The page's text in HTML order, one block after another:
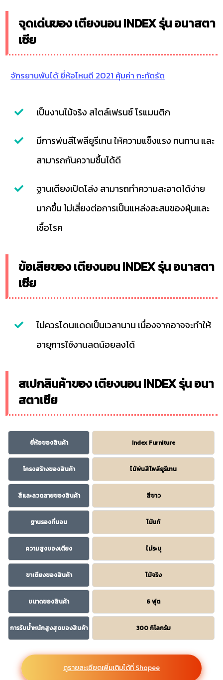
จุดเด่นของ เตียงนอน INDEX รุ่น อนาสตา
เซีย
จักรยานพับได้ ยี่ห้อไหนดี 2021 คุ้มค่า กะทัดรัด
เป็นงานไม้จริง สไตล์เฟรนซ์ โรแมนติก
มีการพ่นสีโพลียูรีเทน ให้ความแข็งแรง ทนทาน และ
สามารถกันความชื้นได้ดี
ฐานเตียงเปิดโล่ง สามารถทำความสะอาดได้ง่าย
มากขึ้น ไม่เสี่ยงต่อการเป็นแหล่งสะสมของฝุ่นและ
เชื้อโรค
ข้อเสียของ เตียงนอน INDEX รุ่น อนาสตา
เซีย
ไม่ควรโดนแดดเป็นเวลานาน เนื่องจากอาจจะทำให้
อายุการใช้งานลดน้อยลงได้
สเปกสินค้าของ เตียงนอน INDEX รุ่น อนา
สตาเซีย
ยี่ห้อของสินค้า Index Furniture
โครงสร้างของสินค้า ไม้พ่นสีโพลียูรีเทน
สีและลวดลายของสินค้า สีขาว
ฐานรองที่นอน ไม้แท้
ความสูงของเตียง ไม่ระบุ
ขาเตียงของสินค้า ไม้จริง
ขนาดของสินค้า 6 ฟุต
การรับน้ำหนักสูงสุดของสินค้า 300 กิโลกรัม
ดูรายละเอียดเพิ่มเติมได้ที่ Shopee